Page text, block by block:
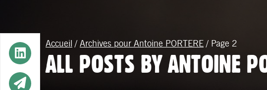
Accueil / Archives pour Antoine PORTERE / Page 2
ALL POSTS BY ANTOINE
Button
Button